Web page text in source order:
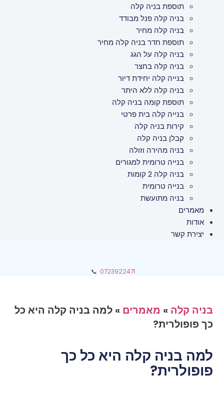
תוספת בניה קלה
בניה קלה פנל מבודד
בניה קלה מחיר
תוספת חדר בניה קלה מחיר
בניה קלה על הגג
בניה קלה בחצר
בנייה קלה יחידת דיור
בניה קלה ללא היתר
תוספת קומה בניה קלה
בנייה קלה בית פרטי
קירות בניה קלה
קבלן בניה קלה
בניה מהירה וזולה
בנייה טרומית למגורים
בניה קלה 2 קומות
בנייה טרומית
בניה מתועשת
מאמרים
אודות
יצירת קשר
0723922471
📞
בניה קלה» מאמרים» למה בניה קלה היא כל
כך פופולרית?
למה בניה קלה היא כל כך
פופולרית?